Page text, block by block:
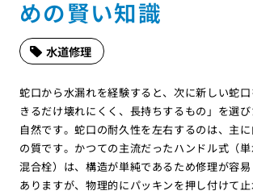
めの賢い知識
水道修理
蛇口から水漏れを経験すると、次に新しい蛇
きるだけ壊れにくく、長持ちするもの」を選
自然です。蛇口の耐久性を左右するのは、主
の質です。かつての主流だったハンドル式（
混合栓）は、構造が単純であるため修理が容
ありますが、物理的にパッキンを押し付けて